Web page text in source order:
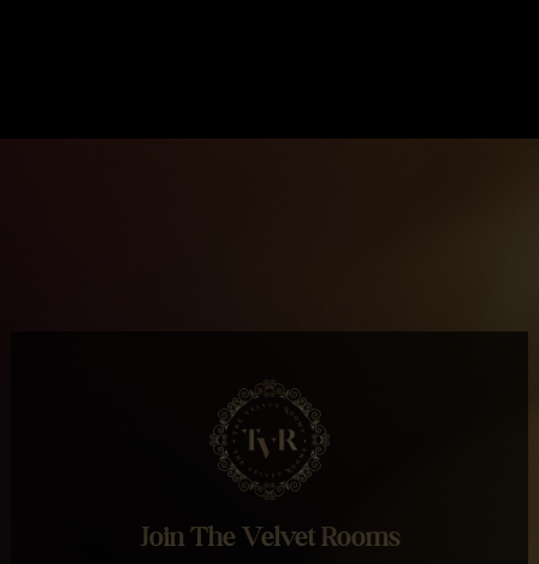
Join The Velvet Rooms